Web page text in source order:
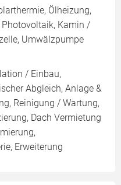
Ölheizung,
Photovoltaik, Kamin /
Umwälzpumpe
/ Einbau,
Abgleich, Anlage &
Reinigung / Wartung,
Dach Vermietung
Erweiterung